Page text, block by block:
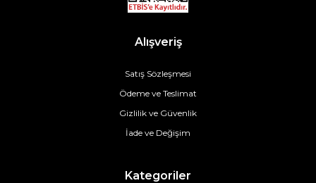
Alışveriş
Satış Sözleşmesi
Ödeme ve Teslimat
Gizlilik ve Güvenlik
İade ve Değişim
Kategoriler